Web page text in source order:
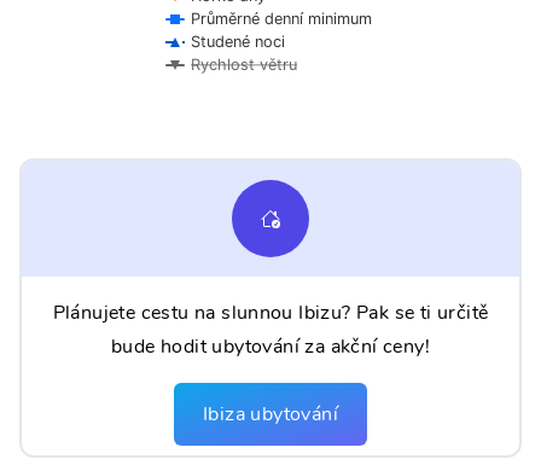
Průměrné denní minimum
Studené noci
Rychlost větru
Plánujete cestu na slunnou Ibizu? Pak se ti určitě
bude hodit ubytování za akční ceny!
Ibiza ubytování